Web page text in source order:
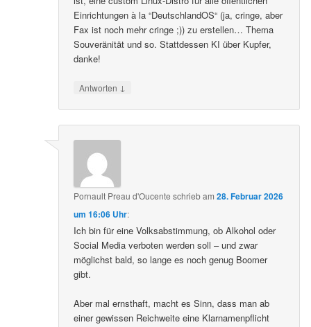
Einrichtungen à la “DeutschlandOS“ (ja, cringe, aber
Fax ist noch mehr cringe ;)) zu erstellen… Thema
Souveränität und so. Stattdessen KI über Kupfer,
danke!
Antworten ↓
Pornault Preau d'Oucente schriebam28. Februar 2026
um 16:06 Uhr:
Ich bin für eine Volksabstimmung, ob Alkohol oder
Social Media verboten werden soll – und zwar
möglichst bald, so lange es noch genug Boomer
gibt.
Aber mal ernsthaft, macht es Sinn, dass man ab
einer gewissen Reichweite eine Klarnamenpflicht